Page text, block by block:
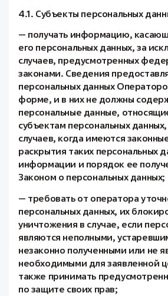
4.1. Субъекты персональных
— получать информацию,
его персональных данных, за
случаев, предусмотренных
законами. Сведения
персональных данных
форме, и в них не должны
персональные данные,
субъектам персональных
случаев, когда имеются
раскрытия таких персональных
информации и порядок ее
Законом о персональных данных;
— требовать от оператора
персональных данных, их
уничтожения в случае, если
являются неполными,
незаконно полученными или не
необходимыми для заявленной
также принимать
по защите своих прав;